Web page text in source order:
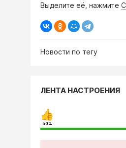
Выделите её, нажмите
Новости по тегу
ЛЕНТА НАСТРОЕНИЯ
50%